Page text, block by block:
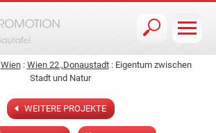
Wien: Wien 22.,Donaustadt: Eigentum zwischen
Stadt und Natur
WEITERE PROJEKTE